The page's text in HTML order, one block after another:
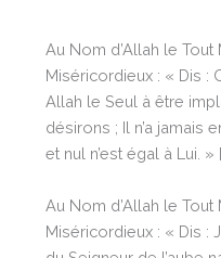
Au Nom d’Allah le
Miséricordieux : « Dis :
Allah le Seul à être
désirons ; Il n’a jamais
et nul n’est égal à Lui.
Au Nom d’Allah le
Miséricordieux : « Dis :